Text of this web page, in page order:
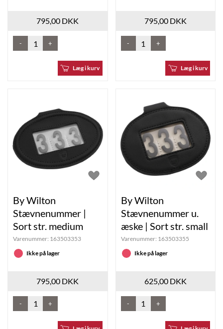
795,00 DKK
- +
Læg i kurv
795,00 DKK
- +
Læg i kurv
By Wilton
Stævnenummer |
Sort str. medium
Varenummer: 163503353
Ikke på lager
795,00 DKK
- +
By Wilton
Stævnenummer u.
æske | Sort str. small
Varenummer: 163503355
Ikke på lager
625,00 DKK
- +